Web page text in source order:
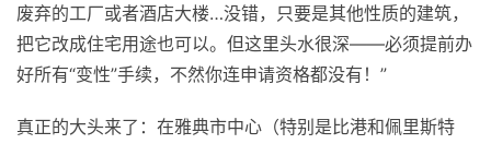
废弃的工厂或者酒店大楼…没错，只要是其他性质的建筑，
把它改成住宅用途也可以。但这里头水很深——必须提前办
好所有“变性”手续，不然你连申请资格都没有！”
真正的大头来了：在雅典市中心（特别是比港和佩里斯特